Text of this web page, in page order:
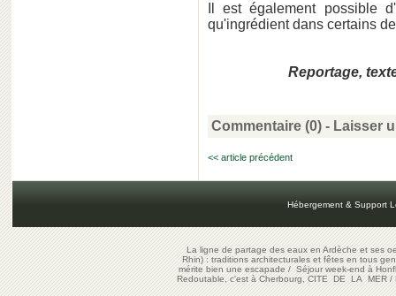
Il est également possible
qu'ingrédient dans certains
Reportage,
Commentaire (0) - Laisser
<< article précédent
Hébergement & Support
La ligne de partage des eaux en Ardèche et ses
Rhin) : traditions architecturales et fêtes en tous
mérite bien une escapade/Séjour week-end à
Redoutable, c'est à Cherbourg, CITE DE LA MER/